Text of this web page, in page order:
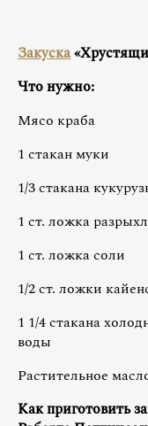
Закуска
Что нужно:
Мясо краба
1 стакан муки
1/3 стакана
1 ст. ложка
1 ст. ложка соли
1/2 ст. ложки
1 1/4 стакана
воды
Растительное
Как приготовить